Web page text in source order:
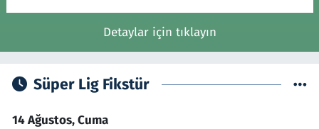
Detaylar için tıklayın
Süper Lig Fikstür
14 Ağustos, Cuma